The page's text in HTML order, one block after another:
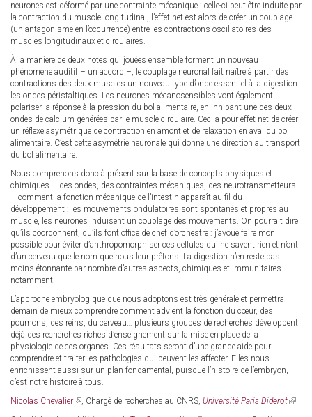
neurones est déformé par une contrainte mécanique : celle-ci peut être induite par
la contraction du muscle longitudinal, l’effet net est alors de créer un couplage
(un antagonisme en l’occurrence) entre les contractions oscillatoires des
muscles longitudinaux et circulaires.
À la manière de deux notes qui jouées ensemble forment un nouveau
phénomène auditif – un accord –, le couplage neuronal fait naître à partir des
contractions des deux muscles un nouveau type d’onde essentiel à la digestion :
les ondes péristaltiques. Les neurones mécanosensibles vont également
polariser la réponse à la pression du bol alimentaire, en inhibant une des deux
ondes de calcium générées par le muscle circulaire. Ceci a pour effet net de créer
un réflexe asymétrique de contraction en amont et de relaxation en aval du bol
alimentaire. C’est cette asymétrie neuronale qui donne une direction au transport
du bol alimentaire.
Nous comprenons donc à présent sur la base de concepts physiques et
chimiques – des ondes, des contraintes mécaniques, des neurotransmetteurs
– comment la fonction mécanique de l’intestin apparaît au fil du
développement : les mouvements ondulatoires sont spontanés et propres au
muscle, les neurones induisent un couplage des mouvements. On pourrait dire
qu’ils coordonnent, qu’ils font office de chef d’orchestre : j’avoue faire mon
possible pour éviter d’anthropomorphiser ces cellules qui ne savent rien et n’ont
d’un cerveau que le nom que nous leur prêtons. La digestion n’en reste pas
moins étonnante par nombre d’autres aspects, chimiques et immunitaires
notamment.
L’approche embryologique que nous adoptons est très générale et permettra
demain de mieux comprendre comment advient la fonction du cœur, des
poumons, des reins, du cerveau… plusieurs groupes de recherches développent
déjà des recherches riches d’enseignement sur la mise en place de la
physiologie de ces organes. Ces résultats seront d’une grande aide pour
comprendre et traiter les pathologies qui peuvent les affecter. Elles nous
enrichissent aussi sur un plan fondamental, puisque l’histoire de l’embryon,
c’est notre histoire à tous.
Nicolas Chevalier(link, Chargé de recherches au CNRS, Université Paris Diderot(link